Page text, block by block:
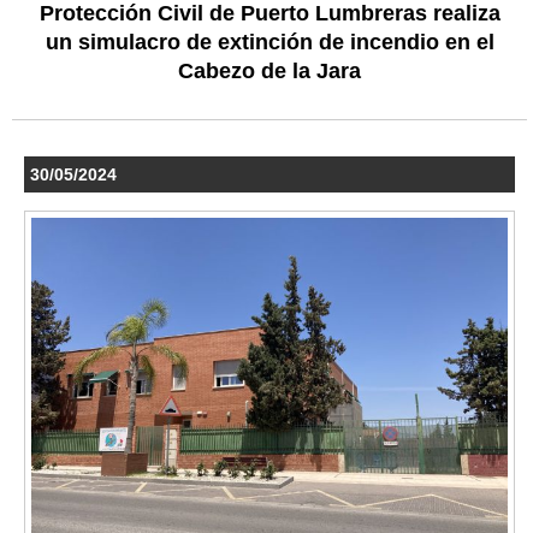
Protección Civil de Puerto Lumbreras realiza
un simulacro de extinción de incendio en el
Cabezo de la Jara
30/05/2024